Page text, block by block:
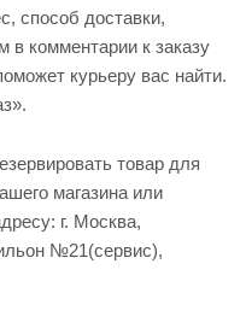
способ доставки,
комментарии к заказу
курьеру вас найти.
товар для
магазина или
г. Москва,
№21(сервис),